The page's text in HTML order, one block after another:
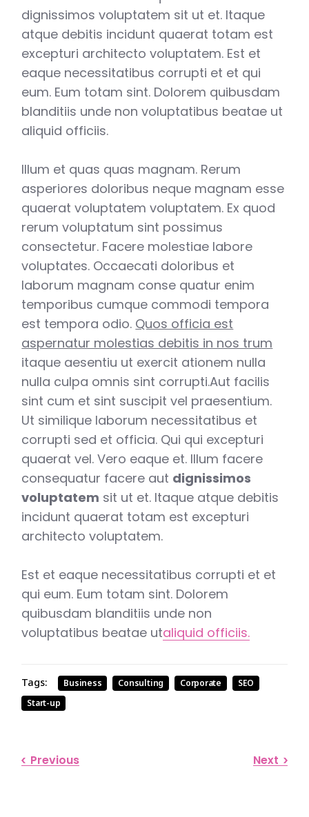
dignissimos voluptatem sit ut et. Itaque
atque debitis incidunt quaerat totam est
excepturi architecto voluptatem. Est et
eaque necessitatibus corrupti et et qui
eum. Eum totam sint. Dolorem quibusdam
blanditiis unde non voluptatibus beatae ut
aliquid officiis.
Illum et quas quas magnam. Rerum
asperiores doloribus neque magnam esse
quaerat voluptatem voluptatem. Ex quod
rerum voluptatum sint possimus
consectetur. Facere molestiae labore
voluptates. Occaecati doloribus et
laborum magnam conse quatur enim
temporibus cumque commodi tempora
est tempora odio. Quos officia est
aspernatur molestias debitis in nos trum
itaque aesentiu ut exercit ationem nulla
nulla culpa omnis sint corrupti.Aut facilis
sint cum et sint suscipit vel praesentium.
Ut similique laborum necessitatibus et
corrupti sed et officia. Qui qui excepturi
quaerat vel. Vero eaque et. Illum facere
consequatur facere aut dignissimos
voluptatem sit ut et. Itaque atque debitis
incidunt quaerat totam est excepturi
architecto voluptatem.
Est et eaque necessitatibus corrupti et et
qui eum. Eum totam sint. Dolorem
quibusdam blanditiis unde non
voluptatibus beatae utaliquid officiis.
Tags: Business Consulting Corporate
SEO
Start-up
Previous Next